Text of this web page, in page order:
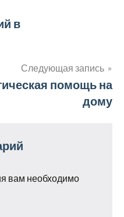
в
Следующая запись
помощь на
дому
вам необходимо